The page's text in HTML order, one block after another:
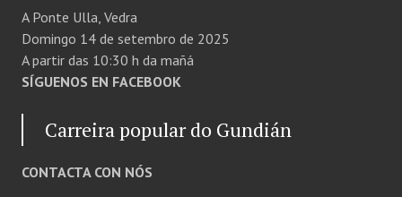
A Ponte Ulla, Vedra
Domingo 14 de setembro de 2025
A partir das 10:30 h da mañá
SÍGUENOS EN FACEBOOK
Carreira popular do Gundián
CONTACTA CON NÓS